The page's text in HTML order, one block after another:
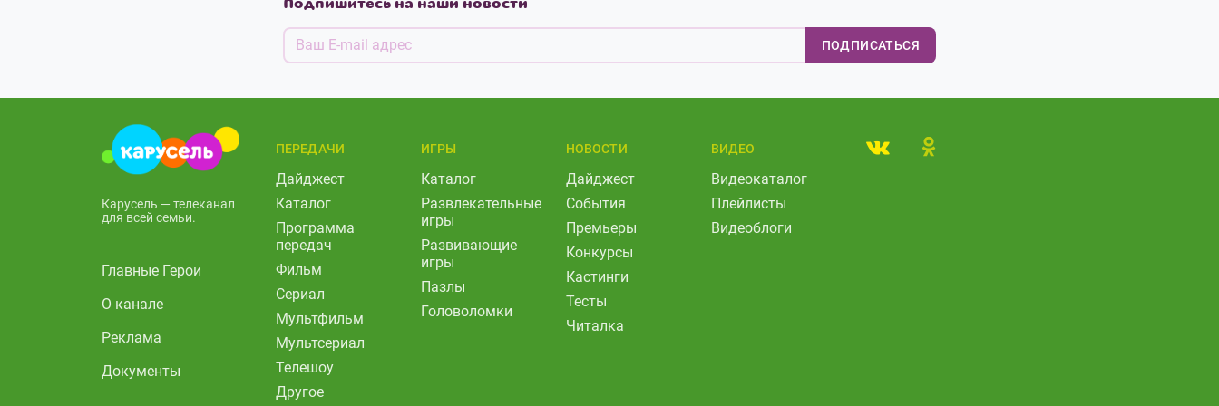
ПОДПИСАТЬСЯ
Карусель — телеканал
для всей семьи.
Главные Герои
О канале
Реклама
Документы
ПЕРЕДАЧИ
Дайджест
Каталог
Программа
передач
Фильм
Сериал
Мультфильм
Мультсериал
Телешоу
Другое
ИГРЫ
Каталог
Развлекательные
игры
Развивающие
игры
Пазлы
Головоломки
НОВОСТИ
Дайджест
События
Премьеры
Конкурсы
Кастинги
Тесты
Читалка
ВИДЕО
Видеокаталог
Плейлисты
Видеоблоги